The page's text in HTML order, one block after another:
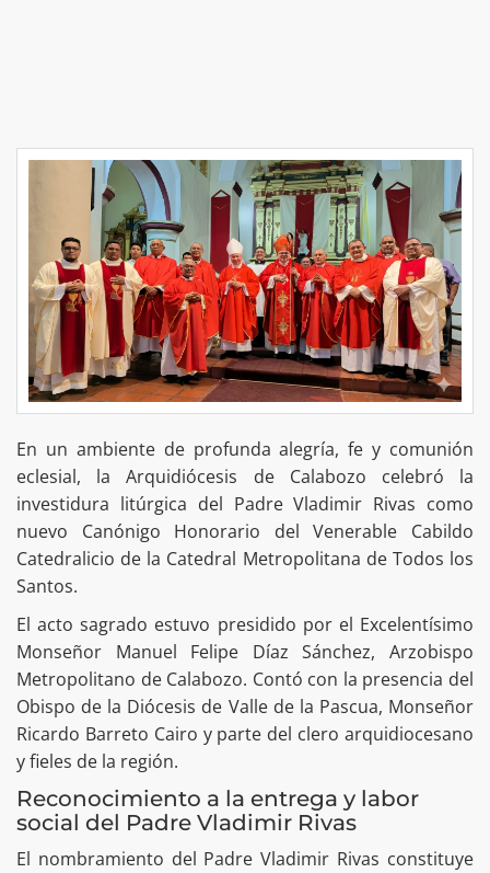
En un ambiente de profunda alegría, fe y comunión
eclesial, la Arquidiócesis de Calabozo celebró la
investidura litúrgica del Padre Vladimir Rivas como
nuevo Canónigo Honorario del Venerable Cabildo
Catedralicio de la Catedral Metropolitana de Todos los
Santos.
El acto sagrado estuvo presidido por el Excelentísimo
Monseñor Manuel Felipe Díaz Sánchez, Arzobispo
Metropolitano de Calabozo. Contó con la presencia del
Obispo de la Diócesis de Valle de la Pascua, Monseñor
Ricardo Barreto Cairo y parte del clero arquidiocesano
y fieles de la región.
Reconocimiento a la entrega y labor
social del Padre Vladimir Rivas
El nombramiento del Padre Vladimir Rivas constituye